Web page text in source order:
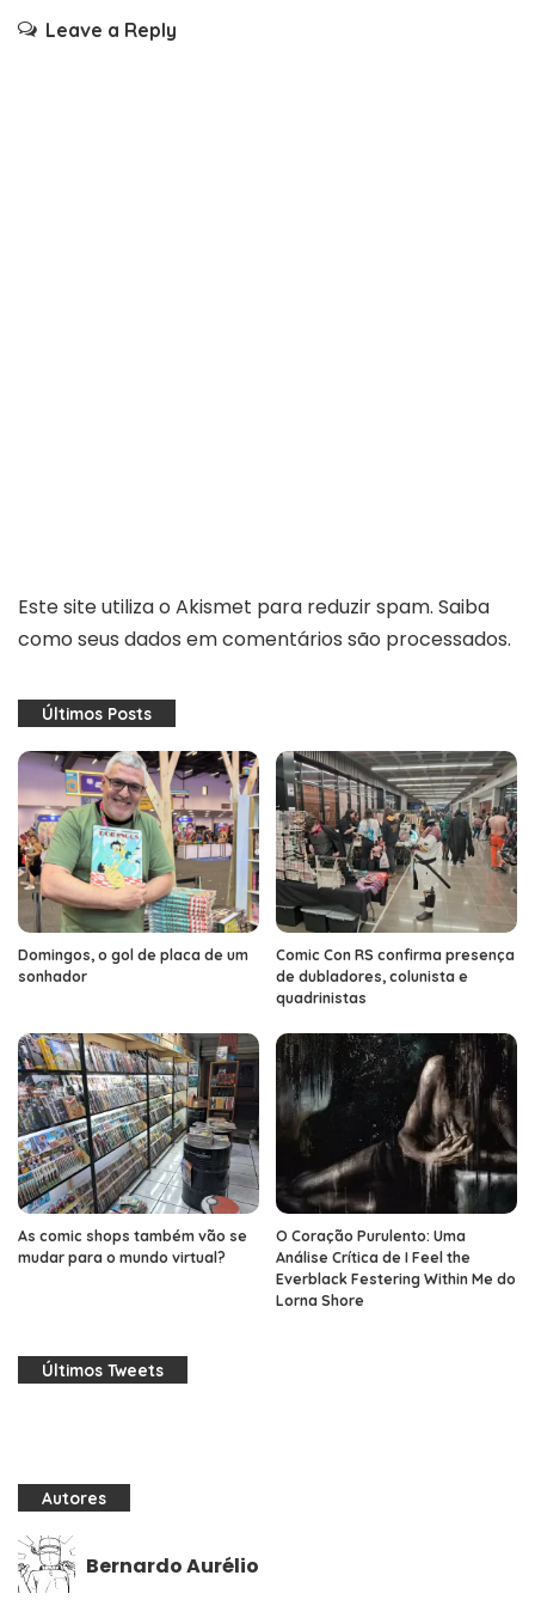
Leave a Reply
Este site utiliza o Akismet para reduzir spam. Saiba
como seus dados em comentários são processados.
Últimos Posts
Domingos, o gol de placa de um
sonhador
Comic Con RS confirma presença
de dubladores, colunista e
quadrinistas
As comic shops também vão se
mudar para o mundo virtual?
O Coração Purulento: Uma
Análise Crítica de I Feel the
Everblack Festering Within Me do
Lorna Shore
Últimos Tweets
Autores
Bernardo Aurélio